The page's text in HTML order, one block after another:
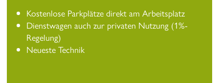
Kostenlose Parkplätze direkt am Arbeitsplatz
Dienstwagen auch zur privaten Nutzung (1%-
Regelung)
Neueste Technik